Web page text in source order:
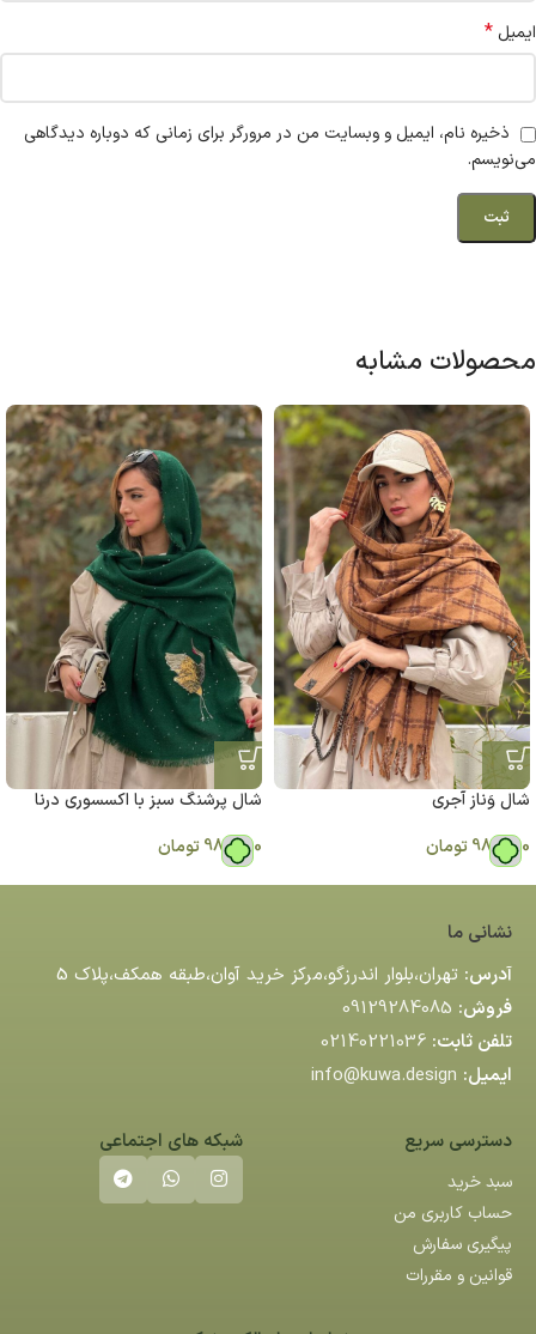
ایمیل *
ذخیره نام، ایمیل و وبسایت من در مرورگر برای زمانی که دوباره دیدگاهی
می‌نویسم.
محصولات مشابه
شال وَناز آجری
980,000تومان
شال پرشنگ سبز با اکسسوری درنا
980,000تومان
نشانی ما
آدرس: تهران،بلوار اندرزگو،مركز خريد آوان،طبقه همكف،پلاك 5
فروش: 09129284085
تلفن ثابت: 02140221036
ایمیل: info@kuwa.design
دسترسی سریع
سبد خرید
حساب کاربری من
پیگیری سفارش
قوانین و مقررات
شبکه های اجتماعی